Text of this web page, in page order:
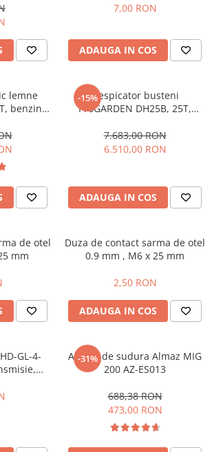
POWER
cu
POWER
cu lant
POWER
orizontale cu
POWER
verticale
Detoolz
POWER
acumulator
POWER
7,00 RON
ADAUGA IN COS
lemne
benzina,
-15%Despicator busteni
ProGARDEN DH25B, 25T,
500mm + ulei hidraulic
Mannol si ulei motor
7.683,00 RON
6.510,00 RON
ADAUGA IN COS
de otel
mm
Duza de contact sarma de otel
0.9 mm , M6 x 25 mm
2,50 RON
ADAUGA IN COS
GL-4-
-31%
Aparat de sudura Almaz MIG
200 AZ-ES013
688,38 RON
473,00 RON